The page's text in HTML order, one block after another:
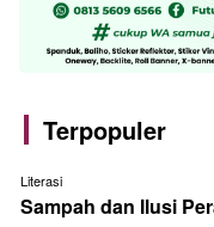
Terpopuler
Literasi
Sampah dan Ilusi